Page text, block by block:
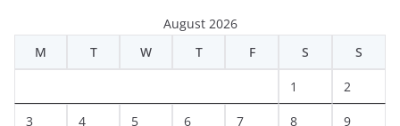
August 2026
M
T W T F S S
1 2
3 4 5 6 7 8 9